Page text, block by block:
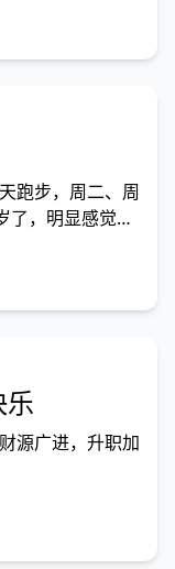
跑步，周二、周
了，明显感觉到
候也没有什么体
候改变一下了。
源广进，升职加